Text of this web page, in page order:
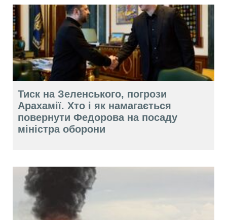
Тиск на Зеленського, погрози
Арахамії. Хто і як намагається
повернути Федорова на посаду
міністра оборони